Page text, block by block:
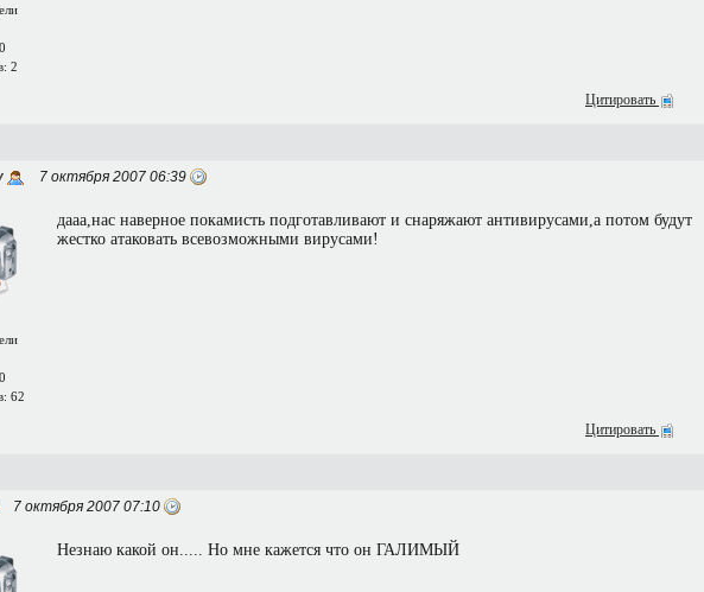
2
Цитировать
7 октября 2007 06:39
62
дааа,нас наверное покамисть подготавливают и снаряжают антивирусами,а потом будут
жестко атаковать всевозможными вирусами!
Цитировать
7 октября 2007 07:10
Незнаю какой он..... Но мне кажется что он ГАЛИМЫЙ